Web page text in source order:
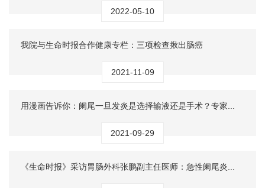
2022-05-10
我院与生命时报合作健康专栏：三项检查揪出肠癌
2021-11-09
用漫画告诉你：阑尾一旦发炎是选择输液还是手术？专家...
2021-09-29
《生命时报》采访胃肠外科张鹏副主任医师：急性阑尾炎...